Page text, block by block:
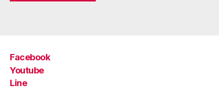
Facebook
Youtube
Line